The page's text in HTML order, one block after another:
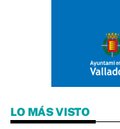
LO MÁS VISTO